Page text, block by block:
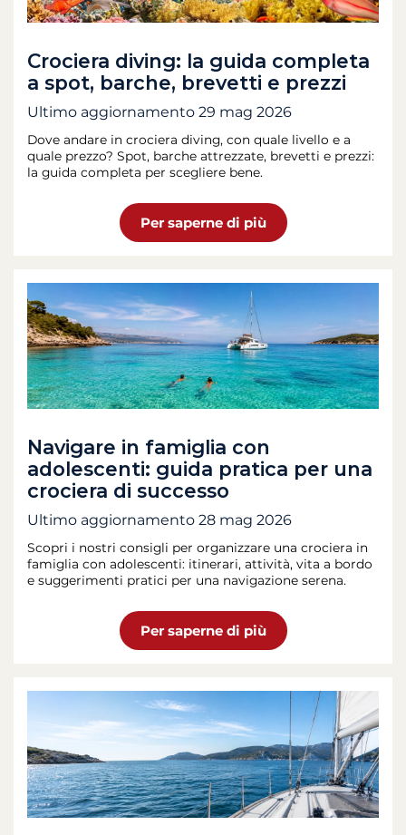
Crociera diving: la guida completa
a spot, barche, brevetti e prezzi
Ultimo aggiornamento 29 mag 2026
Dove andare in crociera diving, con quale livello e a
quale prezzo? Spot, barche attrezzate, brevetti e prezzi:
la guida completa per scegliere bene.
Per saperne di più
Navigare in famiglia con
adolescenti: guida pratica per una
crociera di successo
Ultimo aggiornamento 28 mag 2026
Scopri i nostri consigli per organizzare una crociera in
famiglia con adolescenti: itinerari, attività, vita a bordo
e suggerimenti pratici per una navigazione serena.
Per saperne di più